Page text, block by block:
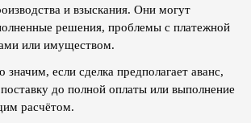
и взыскания. Они могут
решения, проблемы с платежной
или имуществом.
значим, если сделка предполагает аванс,
до полной оплаты или выполнение
расчётом.